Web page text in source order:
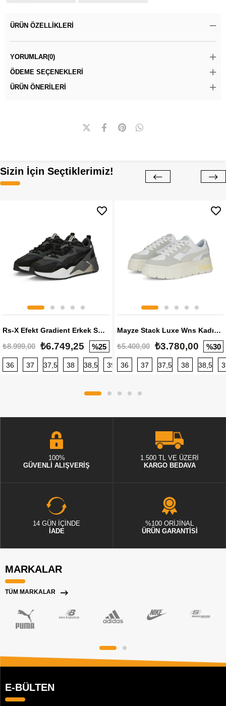
ÜRÜN ÖZELLIKLERI
YORUMLAR(0)
ÖDEME SEÇENEKLERI
ÜRÜN ÖNERILERI
Sizin İçin Seçtiklerimiz!
Rs-X Efekt Gradient Erkek Sneaker
₺8.999,00 ₺6.749,25 %25
36 37 37,5 38 38,5 39 40 40,5 41 42 42,5
Mayze Stack Luxe Wns Kadın Sneaker
₺5.400,00 ₺3.780,00 %30
36 37 37,5 38 38,5
100%
GÜVENLİ ALIŞVERİŞ
1.500 TL VE ÜZERİ
KARGO BEDAVA
14 GÜN İÇİNDE
İADE
%100 ORİJİNAL
ÜRÜN GARANTİSİ
MARKALAR
TÜM MARKALAR
E-BÜLTEN